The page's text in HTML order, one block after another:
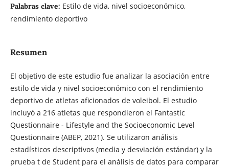
Palabras clave: Estilo de vida, nivel socioeconómico,
rendimiento deportivo
Resumen
El objetivo de este estudio fue analizar la asociación entre
estilo de vida y nivel socioeconómico con el rendimiento
deportivo de atletas aficionados de voleibol. El estudio
incluyó a 216 atletas que respondieron el Fantastic
Questionnaire - Lifestyle and the Socioeconomic Level
Questionnaire (ABEP, 2021). Se utilizaron análisis
estadísticos descriptivos (media y desviación estándar) y la
prueba t de Student para el análisis de datos para comparar